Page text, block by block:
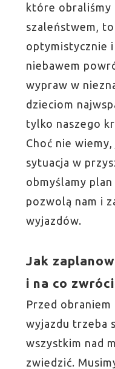
które obraliśmy
szaleństwem,
optymistycznie
niebawem
wypraw w
dzieciom
tylko naszego
Choć nie
sytuacja w
obmyślamy
pozwolą nam i
wyjazdów.
Jak
i na co
Przed
wyjazdu trzeba
wszystkim nad
zwiedzić.